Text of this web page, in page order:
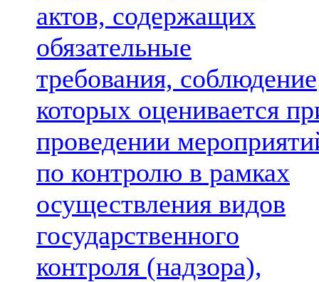
актов, содержащих
обязательные
требования, соблюдение
которых оценивается
проведении
по контролю в рамках
осуществления видов
государственного
контроля (надзора),